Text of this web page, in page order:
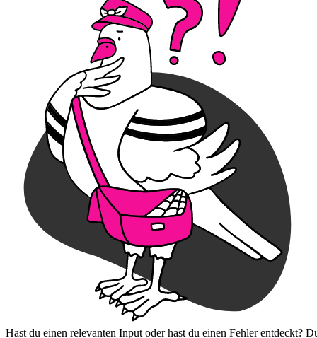
Hast du einen relevanten Input oder hast du einen Fehler entdeckt?